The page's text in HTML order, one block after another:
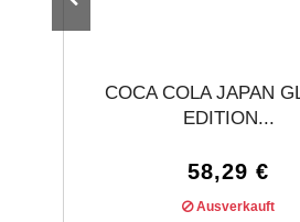
COCA COLA JAPAN
EDITION...
58,29 €
Ausverkauft